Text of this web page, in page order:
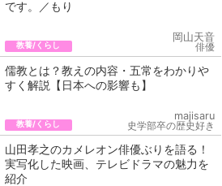
です。／もり
教養/くらし
岡山天音
俳優
儒教とは？教えの内容・五常をわかりや
すく解説【日本への影響も】
教養/くらし
majisaru
史学部卒の歴史好き
山田孝之のカメレオン俳優ぶりを語る！
実写化した映画、テレビドラマの魅力を
紹介